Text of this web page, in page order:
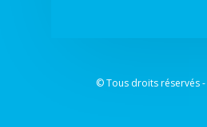
© Tous droits réservés -